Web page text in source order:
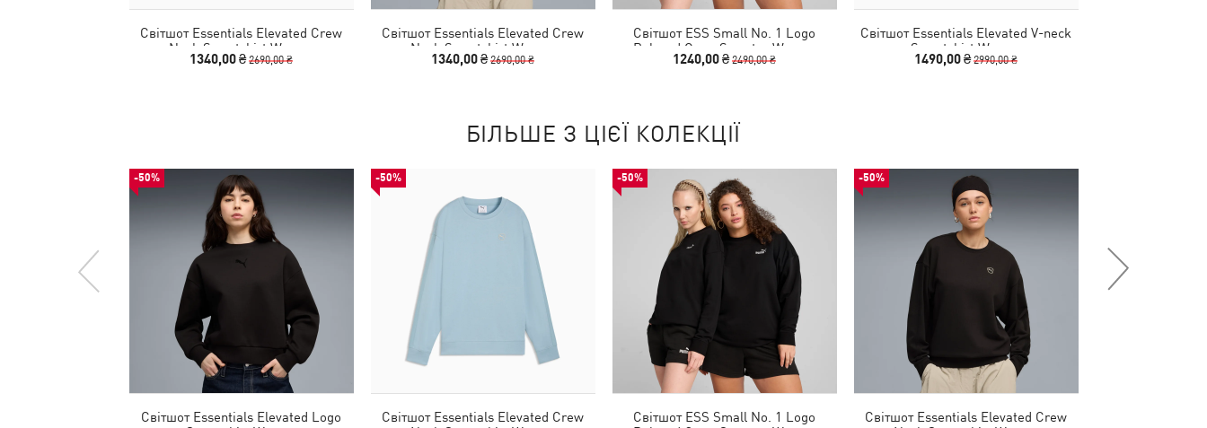
Світшот Essentials Elevated Crew
Neck Sweatshirt Women
1340,00 ₴2690,00 ₴
Світшот Essentials Elevated Crew
Neck Sweatshirt Women
1340,00 ₴2690,00 ₴
Світшот ESS Small No. 1 Logo
Relaxed Crew Sweater Women
1240,00 ₴2490,00 ₴
Світшот Essentials Elevated V-neck
Sweatshirt Women
1490,00 ₴2990,00 ₴
БІЛЬШЕ З ЦІЄЇ КОЛЕКЦІЇ
-50%
Світшот Essentials Elevated Logo
-50%
Світшот Essentials Elevated Crew
-50%
Світшот ESS Small No. 1 Logo
-50%
Світшот Essentials Elevated Crew